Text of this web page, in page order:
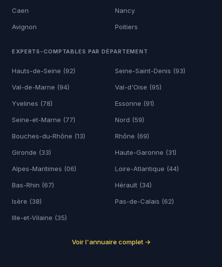
Caen Nancy
Avignon Poitiers
EXPERTS-COMPTABLES PAR DÉPARTEMENT
Hauts-de-Seine (92) Seine-Saint-Denis (93)
Val-de-Marne (94) Val-d'Oise (95)
Yvelines (78) Essonne (91)
Seine-et-Marne (77) Nord (59)
Bouches-du-Rhône (13) Rhône (69)
Gironde (33) Haute-Garonne (31)
Alpes-Maritimes (06) Loire-Atlantique (44)
Bas-Rhin (67) Hérault (34)
Isère (38) Pas-de-Calais (62)
Ille-et-Vilaine (35)
Voir l'annuaire complet →